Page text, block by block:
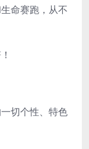
命赛跑，从不
切个性、特色